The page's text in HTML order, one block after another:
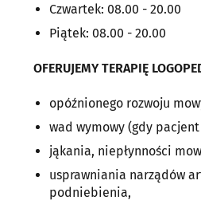
Czwartek: 08.00 - 20.00
Piątek: 08.00 - 20.00
OFERUJEMY TERAPIĘ
opóźnionego rozwoju
wad wymowy (gdy
jąkania, niepłynności
usprawniania narządów
podniebienia,